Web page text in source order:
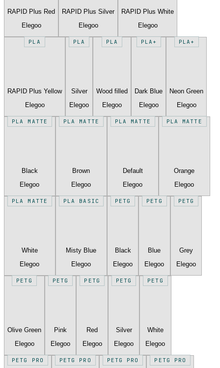
RAPID Plus Red
Elegoo
RAPID Plus Silver
Elegoo
RAPID Plus White
Elegoo
PLA
RAPID Plus Yellow
Elegoo
PLA
Silver
Elegoo
PLA
Wood filled
Elegoo
PLA+
Dark Blue
Elegoo
PLA+
Neon Green
Elegoo
PLA MATTE
Black
Elegoo
PLA MATTE
Brown
Elegoo
PLA MATTE
Default
Elegoo
PLA MATTE
Orange
Elegoo
PLA MATTE
White
Elegoo
PLA BASIC
Misty Blue
Elegoo
PETG
Black
Elegoo
PETG
Blue
Elegoo
PETG
Grey
Elegoo
PETG
Olive Green
Elegoo
PETG
Pink
Elegoo
PETG
Red
Elegoo
PETG
Silver
Elegoo
PETG
White
Elegoo
PETG PRO PETG PRO PETG PRO PETG PRO